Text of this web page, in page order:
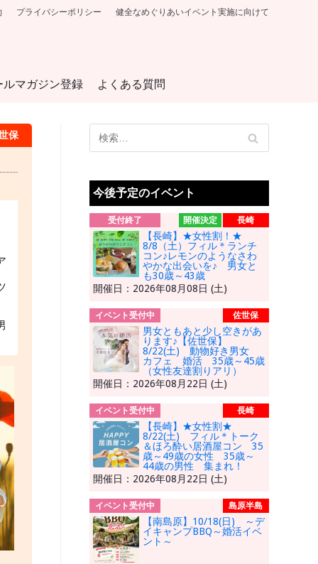
プライバシーポリシー 健全なめぐりあいイベント実施に向けて
ルマガジン登録 よくある質問
保
今後予定のイベント
受付終了 開催決定 長崎
【長崎】★女性割！★
8/8（土）フィル＊ランチ
コン♪レモンのようなさわ
やかな出会いを♪ 男女と
も30歳～43歳
開催日：2026年08月08日 (土)
イベント受付中 佐世保
男女ともあと少し空きがあ
ります♪【佐世保】
8/22(土) 動物好き男女
カフェ 婚活 35歳～45歳
（女性友達割りアリ）
開催日：2026年08月22日 (土)
イベント受付中 長崎
【長崎】★女性割★
8/22(土) フィル＊トーク
＆ほろ酔い居酒屋コン 35
歳～49歳の女性 35歳～
44歳の男性 集まれ！
開催日：2026年08月22日 (土)
イベント受付中 島原半島
【南島原】10/18(日) ～デ
イキャンプBBQ～婚活イベ
ント～